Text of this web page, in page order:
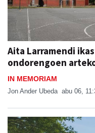
Aita Larramendi
ondorengoen
IN MEMORIAM
Jon Ander Ubeda abu 06,